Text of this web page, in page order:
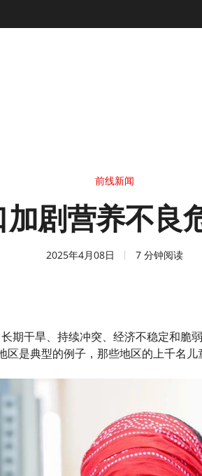
前线新闻
剧营养不良
2025年4月08日 7 分钟阅读
期干旱、持续冲突、经济不稳定和脆
是典型的例子，那些地区的上千名儿